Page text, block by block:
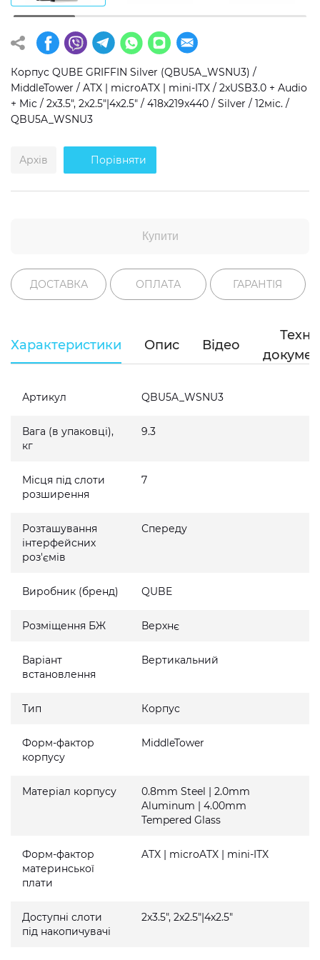
Операційна система
Windows 11 Home
Windows 11 Pro
Без ОС
Тип накопичувача
SSD
HDD
SSD + HDD
Додатково
RGB-підсвічування
Розблокований множник CPU
Корпус QUBE GRIFFIN Silver (QBU5A_WSNU3) /
MiddleTower / ATX | microATX | mini-ITX / 2xUSB3.0 + Audio
+ Mic / 2x3.5", 2x2.5"|4x2.5" / 418x219x440 / Silver / 12міс. /
QBU5A_WSNU3
Архів Порівняти
Купити
ДОСТАВКА ОПЛАТА ГАРАНТІЯ
Характеристики Опис Відео
Артикул QBU5A_WSNU3
Вага (в упаковці),
кг
9.3
Місця під слоти
розширення
7
Розташування
інтерфейсних
роз'ємів
Спереду
Виробник (бренд) QUBE
Розміщення БЖ Верхнє
Варіант
встановлення
Вертикальний
Тип Корпус
Форм-фактор
корпусу
MiddleTower
Матеріал корпусу
0.8mm Steel | 2.0mm
Aluminum | 4.00mm
Tempered Glass
Форм-фактор
материнської
плати
ATX | microATX | mini-ITX
Доступні слоти
під накопичувачі
2x3.5", 2x2.5"|4x2.5"